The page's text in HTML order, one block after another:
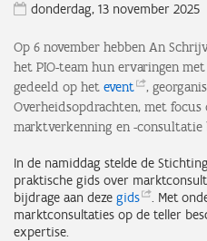
donderdag, 13 november 2025
Op 6 november hebben An
het PIO-team hun ervaringen
gedeeld op het event
,
Overheidsopdrachten, met
marktverkenning en -consultatie
In de namiddag stelde de
praktische gids over
bijdrage aan deze gids
. Met
marktconsultaties op de teller
expertise.